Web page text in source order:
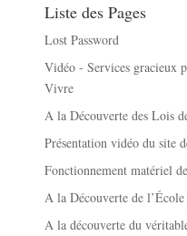
Liste des Pages
Lost Password
Vidéo - Services gracieux
Vivre
A la Découverte des Lois
Présentation vidéo du site
Fonctionnement matériel
A la Découverte de
A la découverte du